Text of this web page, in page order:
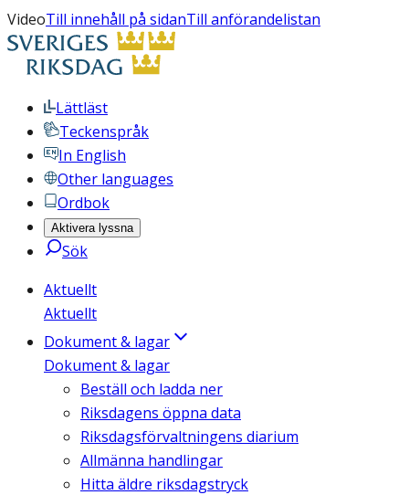
VideoTill innehåll på sidanTill anförandelistan
Lättläst
Teckenspråk
In English
Other languages
Ordbok
Aktivera lyssna
Sök
Aktuellt
Aktuellt
Dokument & lagar
Dokument & lagar
Beställ och ladda ner
Riksdagens öppna data
Riksdagsförvaltningens diarium
Allmänna handlingar
Hitta äldre riksdagstryck